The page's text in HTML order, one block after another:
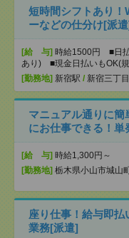
短時間シフトあり
ーなどの仕分け[派
[給 与] 時給1500円 ■日
あり) ■現金日払いもOK(
[勤務地] 新宿駅 / 新宿三丁
マニュアル通りに
にお仕事できる！
[給 与] 時給1,300円～
[勤務地] 栃木県小山市城山
座り仕事！給与即
業務[派遣]